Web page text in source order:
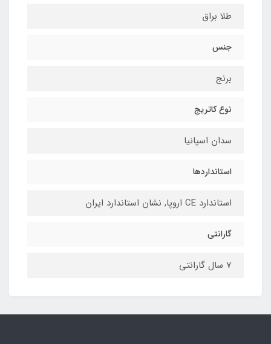
طلا براق
جنس
برنج
نوع کاتریج
سدان اسپانیا
استانداردها
استاندارد CE اروپا, نشان استاندارد ایران
گارانتی
7 سال گارانتی